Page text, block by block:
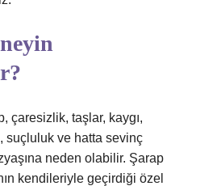
çaresizlik, taşlar, kaygı,
suçluluk ve hatta sevinç
neden olabilir. Şarap
kendileriyle geçirdiği özel